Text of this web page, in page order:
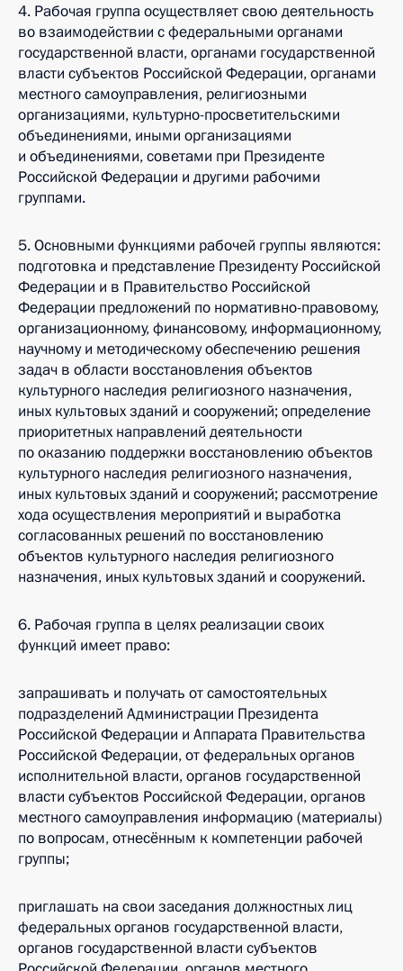
4. Рабочая группа осуществляет свою деятельность
во взаимодействии с федеральными органами
государственной власти, органами государственной
власти субъектов Российской Федерации, органами
местного самоуправления, религиозными
организациями, культурно-просветительскими
объединениями, иными организациями
и объединениями, советами при Президенте
Российской Федерации и другими рабочими
группами.
5. Основными функциями рабочей группы являются:
подготовка и представление Президенту Российской
Федерации и в Правительство Российской
Федерации предложений по нормативно-правовому,
организационному, финансовому, информационному,
научному и методическому обеспечению решения
задач в области восстановления объектов
культурного наследия религиозного назначения,
иных культовых зданий и сооружений; определение
приоритетных направлений деятельности
по оказанию поддержки восстановлению объектов
культурного наследия религиозного назначения,
иных культовых зданий и сооружений; рассмотрение
хода осуществления мероприятий и выработка
согласованных решений по восстановлению
объектов культурного наследия религиозного
назначения, иных культовых зданий и сооружений.
6. Рабочая группа в целях реализации своих
функций имеет право:
запрашивать и получать от самостоятельных
подразделений Администрации Президента
Российской Федерации и Аппарата Правительства
Российской Федерации, от федеральных органов
исполнительной власти, органов государственной
власти субъектов Российской Федерации, органов
местного самоуправления информацию (материалы)
по вопросам, отнесённым к компетенции рабочей
группы;
приглашать на свои заседания должностных лиц
федеральных органов государственной власти,
органов государственной власти субъектов